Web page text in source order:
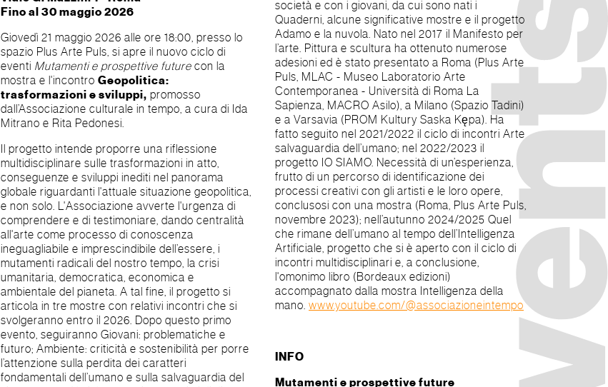
Fino al 30 maggio 2026
Giovedì 21 maggio 2026 alle ore 18:00, presso lo
spazio Plus Arte Puls, si apre il nuovo ciclo di
eventi Mutamenti e prospettive future con la
mostra e l'incontro Geopolitica:
trasformazioni e sviluppi, promosso
dall’Associazione culturale in tempo, a cura di Ida
Mitrano e Rita Pedonesi.
Il progetto intende proporre una riflessione
multidisciplinare sulle trasformazioni in atto,
conseguenze e sviluppi inediti nel panorama
globale riguardanti l'attuale situazione geopolitica,
e non solo. L'Associazione avverte l'urgenza di
comprendere e di testimoniare, dando centralità
all'arte come processo di conoscenza
ineguagliabile e imprescindibile dell’essere, i
mutamenti radicali del nostro tempo, la crisi
umanitaria, democratica, economica e
ambientale del pianeta. A tal fine, il progetto si
articola in tre mostre con relativi incontri che si
svolgeranno entro il 2026. Dopo questo primo
evento, seguiranno Giovani: problematiche e
futuro; Ambiente: criticità e sostenibilità per porre
l’attenzione sulla perdita dei caratteri
fondamentali dell’umano e sulla salvaguardia del
società e con i giovani, da cui sono nati i
Quaderni, alcune significative mostre e il progetto
Adamo e la nuvola. Nato nel 2017 il Manifesto per
l’arte. Pittura e scultura ha ottenuto numerose
adesioni ed è stato presentato a Roma (Plus Arte
Puls, MLAC - Museo Laboratorio Arte
Contemporanea - Università di Roma La
Sapienza, MACRO Asilo), a Milano (Spazio Tadini)
e a Varsavia (PROM Kultury Saska Kępa). Ha
fatto seguito nel 2021/2022 il ciclo di incontri Arte
salvaguardia dell’umano; nel 2022/2023 il
progetto IO SIAMO. Necessità di un’esperienza,
frutto di un percorso di identificazione dei
processi creativi con gli artisti e le loro opere,
conclusosi con una mostra (Roma, Plus Arte Puls,
novembre 2023); nell’autunno 2024/2025 Quel
che rimane dell’umano al tempo dell’Intelligenza
Artificiale, progetto che si è aperto con il ciclo di
incontri multidisciplinari e, a conclusione,
l'omonimo libro (Bordeaux edizioni)
accompagnato dalla mostra Intelligenza della
mano. www.youtube.com/@associazioneintempo
INFO
Mutamenti e prospettive future